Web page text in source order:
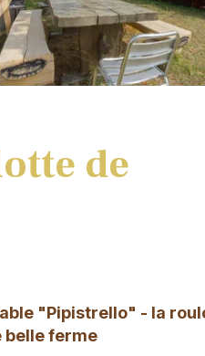
de
"Pipistrello" - la
belle ferme